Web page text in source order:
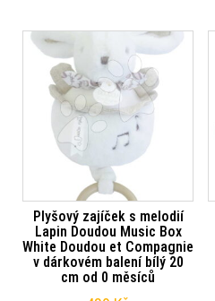
Plyšový zajíček s melodií
Lapin Doudou Music Box
White Doudou et Compagnie
v dárkovém balení bílý 20
cm od 0 měsíců